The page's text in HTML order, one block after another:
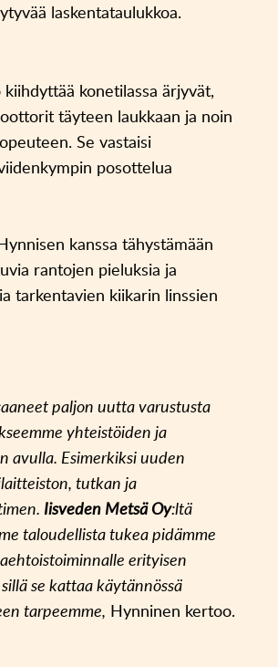
laskentataulukkoa.
konetilassa ärjyvät,
täyteen laukkaan ja noin
Se vastaisi
posottelua
kanssa tähystämään
rantojen pieluksia ja
tarkentavien kiikarin linssien
paljon uutta varustusta
yhteistöiden ja
avulla. Esimerkiksi uuden
tutkan ja
Iisveden Metsä Oy:ltä
taloudellista tukea pidämme
erityisen
se kattaa käytännössä
tarpeemme, Hynninen kertoo.